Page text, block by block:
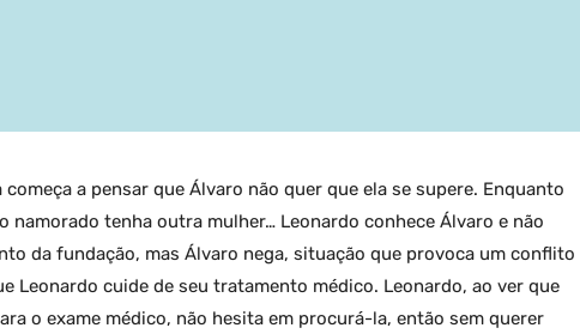
começa a pensar que Álvaro não quer que ela se supere. Enquanto
namorado tenha outra mulher… Leonardo conhece Álvaro e não
da fundação, mas Álvaro nega, situação que provoca um conflito
Leonardo cuide de seu tratamento médico. Leonardo, ao ver que
o exame médico, não hesita em procurá-la, então sem querer